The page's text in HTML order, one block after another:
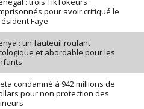
pour avoir critiqué le
Faye
: un fauteuil roulant
et abordable pour les
condamné à 942 millions de
pour non protection des